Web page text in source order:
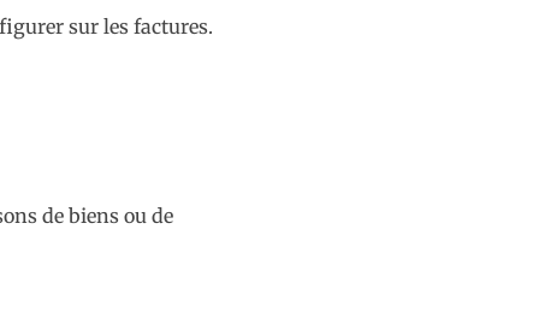
sur les factures.
de biens ou de